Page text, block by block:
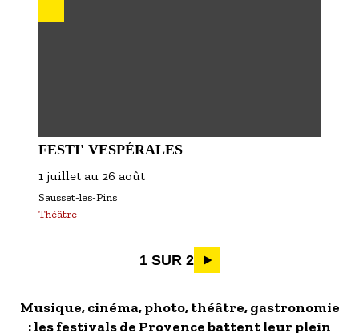
FESTI' VESPÉRALES
1 juillet au 26 août
Sausset-les-Pins
Théâtre
Pagination
1 SUR 2
Musique, cinéma, photo, théâtre, gastronomie
: les festivals de Provence battent leur plein